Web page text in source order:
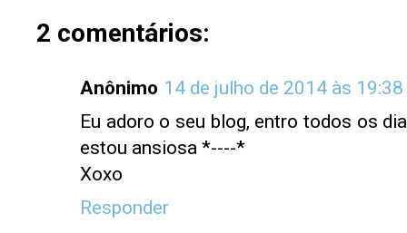
2 comentários:
Anônimo 14 de julho de 2014 às 19:38
Eu adoro o seu blog, entro todos os
estou ansiosa *----*
Xoxo
Responder